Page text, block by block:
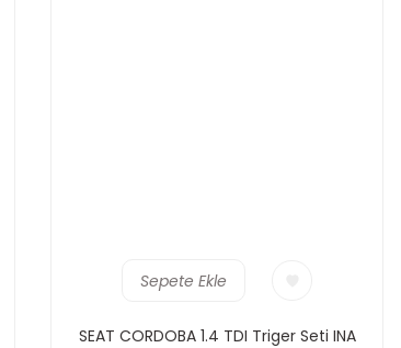
Sepete Ekle
SEAT CORDOBA 1.4 TDI Triger Seti INA